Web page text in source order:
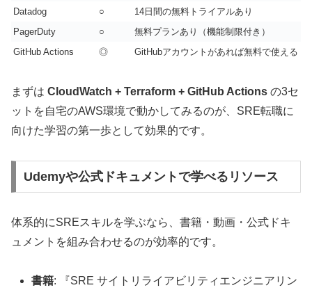
Datadog
○
14日間の無料トライアルあり
PagerDuty
○
無料プランあり（機能制限付き）
GitHub Actions
◎ GitHubアカウントがあれば無料で使える
まずは CloudWatch + Terraform + GitHub Actions の3セ
ットを自宅のAWS環境で動かしてみるのが、SRE転職に
向けた学習の第一歩として効果的です。
Udemyや公式ドキュメントで学べるリソース
体系的にSREスキルを学ぶなら、書籍・動画・公式ドキ
ュメントを組み合わせるのが効率的です。
書籍: 『SRE サイトリライアビリティエンジニアリン